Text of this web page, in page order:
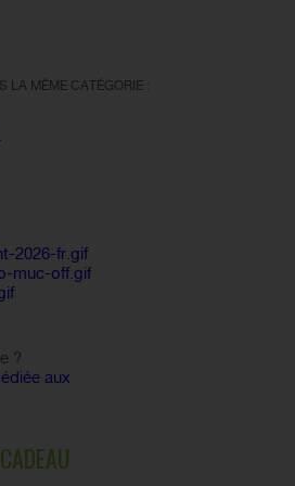
LA MÊME CATÉGORIE :
?
aux